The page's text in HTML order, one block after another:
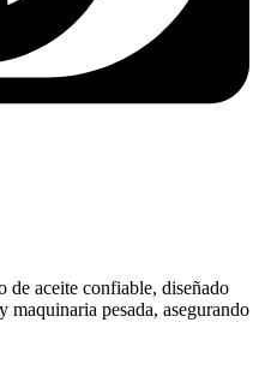
aceite confiable, diseñado
maquinaria pesada, asegurando